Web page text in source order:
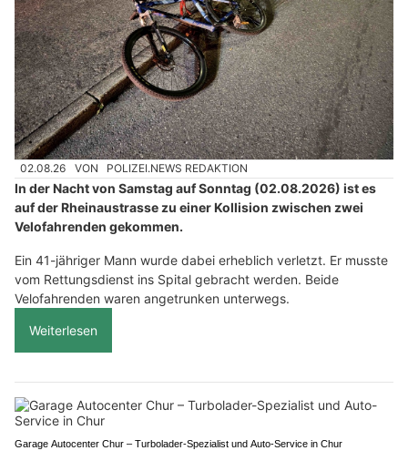
02.08.26 VON POLIZEI.NEWS REDAKTION
In der Nacht von Samstag auf Sonntag (02.08.2026) ist es
auf der Rheinaustrasse zu einer Kollision zwischen zwei
Velofahrenden gekommen.
Ein 41-jähriger Mann wurde dabei erheblich verletzt. Er musste
vom Rettungsdienst ins Spital gebracht werden. Beide
Velofahrenden waren angetrunken unterwegs.
Weiterlesen
Garage Autocenter Chur – Turbolader-Spezialist und Auto-Service in Chur